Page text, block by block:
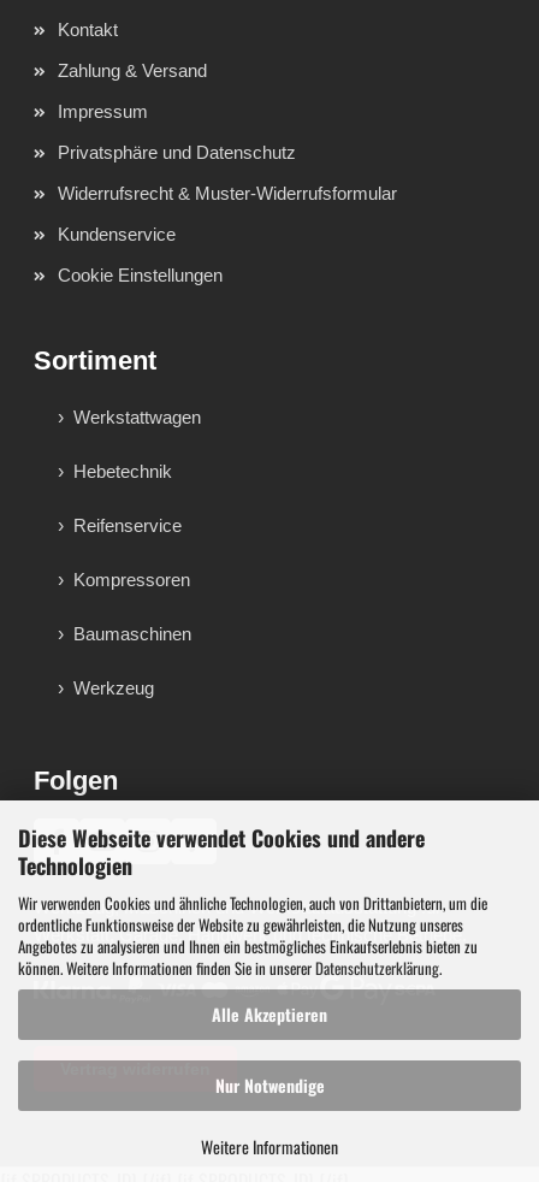
Diese Webseite verwendet Cookies und andere
Technologien
Wir verwenden Cookies und ähnliche Technologien, auch von Drittanbietern, um die
ordentliche Funktionsweise der Website zu gewährleisten, die Nutzung unseres
Angebotes zu analysieren und Ihnen ein bestmögliches Einkaufserlebnis bieten zu
können. Weitere Informationen finden Sie in unsererDatenschutzerklärung.
Alle Akzeptieren
Nur Notwendige
Weitere Informationen
Kontakt
Zahlung & Versand
Impressum
Privatsphäre und Datenschutz
Widerrufsrecht & Muster-Widerrufsformular
Kundenservice
Cookie Einstellungen
Sortiment
Werkstattwagen
Hebetechnik
Reifenservice
Kompressoren
Baumaschinen
Werkzeug
Folgen
♪
Werkzeug, Maschinen und Werkstattausstattung für
Werkstatt, Garage, Handwerk und technische Betriebe.